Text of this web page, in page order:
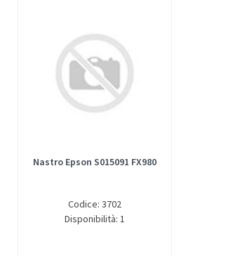
Nastro Epson S015091 FX980
Codice: 3702
Disponibilità: 1